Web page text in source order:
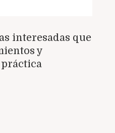
interesadas que
y